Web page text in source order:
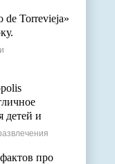
de Torrevieja»
детей и
про